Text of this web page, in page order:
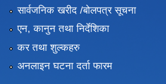
सार्वजनिक खरीद /बोलपत्र सूचना
एन, कानुन तथा निर्देशिका
कर तथा शुल्कहरु
अनलाइन घटना दर्ता फारम